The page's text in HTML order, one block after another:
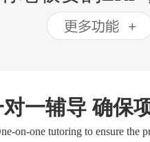
对一辅导 确保
on-one tutoring to ensure the